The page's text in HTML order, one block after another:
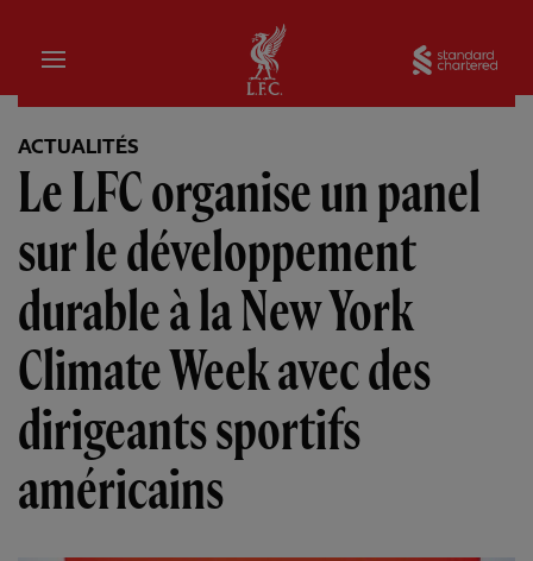
Domicile
ACTUALITÉS
Le LFC organise un panel
sur le développement
durable à la New York
Climate Week avec des
dirigeants sportifs
américains